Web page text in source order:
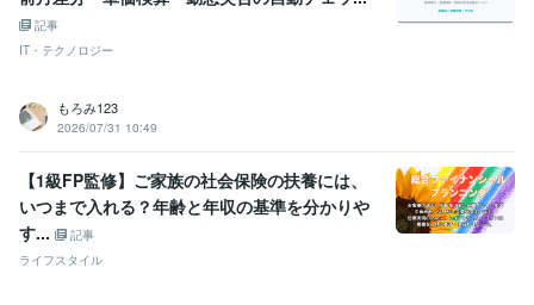
記事
IT・テクノロジー
もろみ123
2026/07/31 10:49
【1級FP監修】ご家族の社会保険の扶養には、
いつまで入れる？年齢と年収の基準を分かりや
す...
記事
ライフスタイル